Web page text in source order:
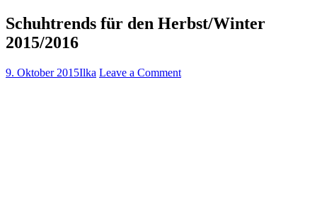
Schuhtrends für den Herbst/Winter
2015/2016
9. Oktober 2015Ilka Leave a Comment